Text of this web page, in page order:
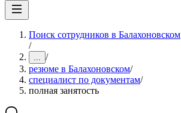
Поиск сотрудников в Балахоновском
/
... /
резюме в Балахоновском/
специалист по документам/
полная занятость